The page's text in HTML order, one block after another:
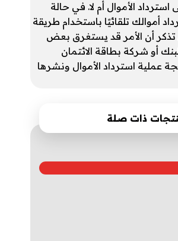
استرداد الأموال أم لا. في حالة
أموالك تلقائيًا باستخدام طريقة
تذكر أن الأمر قد يستغرق بعض
أو شركة بطاقة الائتمان
عملية استرداد الأموال ونشرها
ذات صلة